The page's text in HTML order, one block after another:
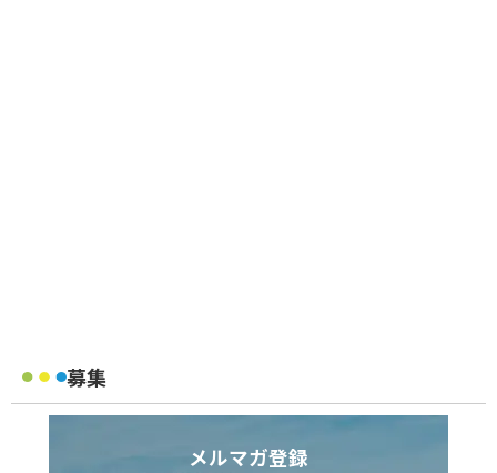
募集
メルマガ登録